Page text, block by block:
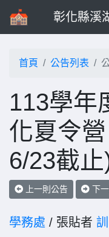
彰化縣溪
首頁 公告列表
113學年
化夏令
6/23截止
上一則公告 下
學務處 / 張貼者